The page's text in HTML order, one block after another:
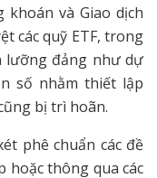
khoán và Giao dịch
các quỹ ETF, trong
lưỡng đảng như dự
số nhằm thiết lập
bị trì hoãn.
phê chuẩn các đề
hoặc thông qua các